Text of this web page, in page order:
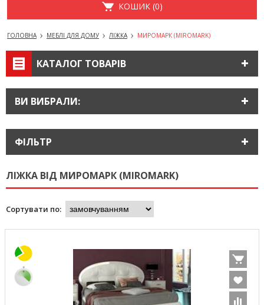
КОШИК (0)
ГОЛОВНА МЕБЛІ ДЛЯ ДОМУ ЛІЖКА МИРОМАРК (MIROMARK)
КАТАЛОГ ТОВАРІВ
ВИ ВИБРАЛИ:
ФІЛЬТР
ЛІЖКА ВІД МИРОМАРК (MIROMARK)
Сортувати по: